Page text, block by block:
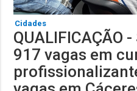
Cidades
QUALIFICAÇÃO
917 vagas em